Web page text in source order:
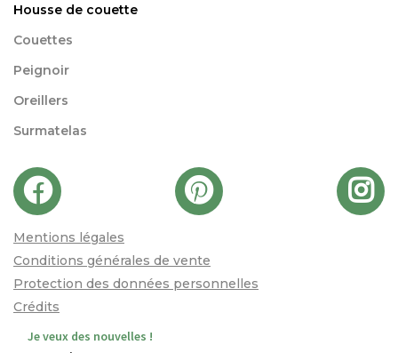
Housse de couette
Couettes
Peignoir
Oreillers
Surmatelas
Mentions légales
Conditions générales de vente
Protection des données personnelles
Crédits
Je veux des nouvelles !